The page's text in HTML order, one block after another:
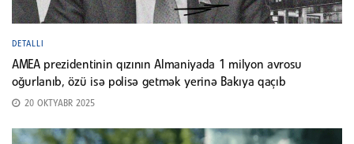
DETALLI
AMEA prezidentinin qızının Almaniyada 1 milyon avrosu
oğurlanıb, özü isə polisə getmək yerinə Bakıya qaçıb
20 OKTYABR 2025